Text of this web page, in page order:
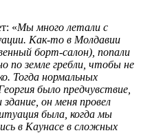
«Мы много летали с
Как-то в Молдавии
борт-салон), попали
по земле гребли, чтобы не
Тогда нормальных
было предчувствие,
он меня провел
была, когда мы
в Каунасе в сложных